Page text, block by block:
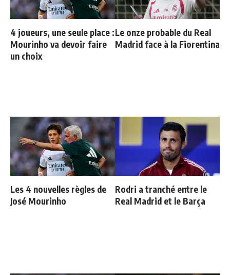
4 joueurs, une seule place :
Mourinho va devoir faire
un choix
Le onze probable du Real
Madrid face à la Fiorentina
Les 4 nouvelles règles de
José Mourinho
Rodri a tranché entre le
Real Madrid et le Barça